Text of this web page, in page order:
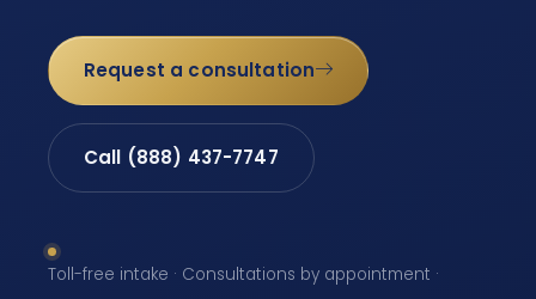
Request a consultation
Call (888) 437-7747
Toll-free intake · Consultations by appointment ·